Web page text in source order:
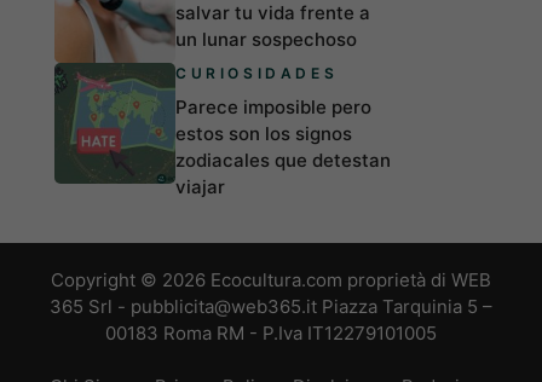
salvar tu vida frente a
un lunar sospechoso
CURIOSIDADES
Parece imposible pero
estos son los signos
zodiacales que detestan
viajar
Copyright © 2026 Ecocultura.com proprietà di WEB
365 Srl - pubblicita@web365.it Piazza Tarquinia 5 –
00183 Roma RM - P.Iva IT12279101005